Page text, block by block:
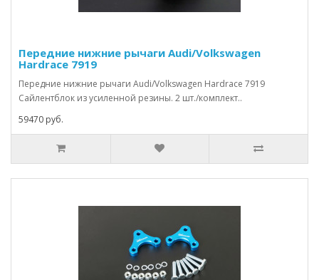
Передние нижние рычаги Audi/Volkswagen
Hardrace 7919
Передние нижние рычаги Audi/Volkswagen Hardrace 7919
Сайлентблок из усиленной резины. 2 шт./комплект..
59470 руб.